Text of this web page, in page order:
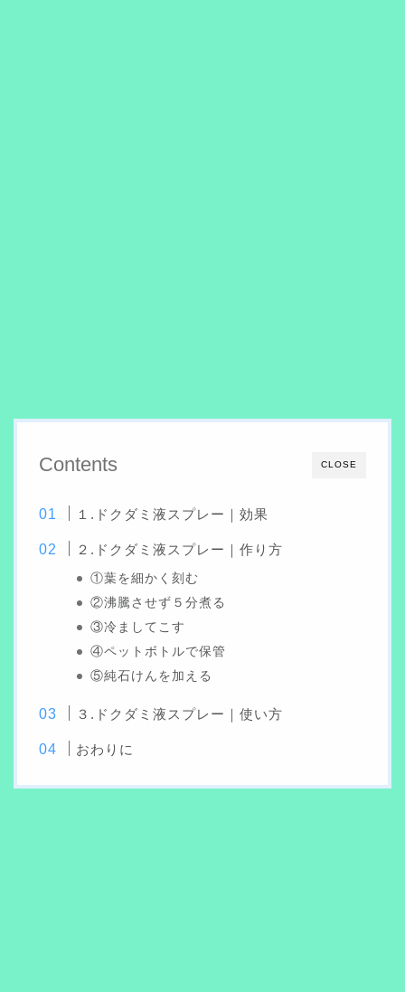
CLOSE
Contents
１.ドクダミ液スプレー｜効果
２.ドクダミ液スプレー｜作り方
①葉を細かく刻む
②沸騰させず５分煮る
③冷ましてこす
④ペットボトルで保管
⑤純石けんを加える
３.ドクダミ液スプレー｜使い方
おわりに